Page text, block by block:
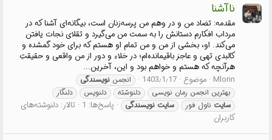
ناآشنا
مقدمه: تضاد من و در وهم من پرسه‌زنان است، بیگانه‌ای آشنا که در
مرداب افکارم دستانش را به سمت من می‌گیرد و تقلای نجات یافتن
می‌کند. او، بخشی از من و من تمام او هستم که برای خود گمشده و
کالبدی تهی و عاجز باقیمانده‌ام؛ در خلاء و دور از من واقعی و حقیقتِ
هرآنچه که هستم و خواهم بود و این، آخرین...
Mlorin موضوع 1403٫1٫17 انجمن نویسندگی
بهترین انجمن رمان نویسی
دلنوشته دلنویس
دلنگار
سایت ناول فور سایت نویسندگی پاسخ‌ها: 1 تالار: دلنوشته‌های
کاربران